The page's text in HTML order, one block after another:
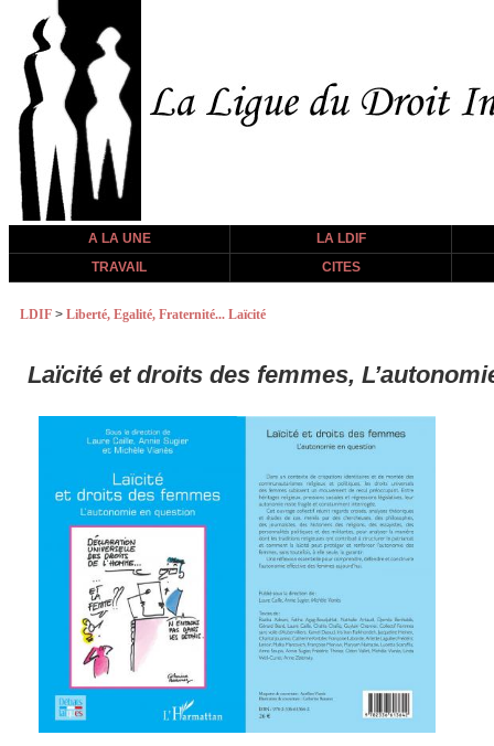
A LA UNE
LA LDIF
TRAVAIL
CITES
LDIF > Liberté, Egalité, Fraternité... Laïcité
Laïcité et droits des femmes,